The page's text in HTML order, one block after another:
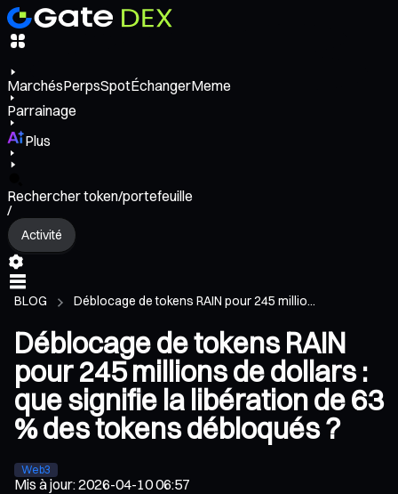
MarchésPerpsSpotÉchangerMeme
Parrainage
Plus
Rechercher token/portefeuille
/
Activité
BLOG Déblocage de tokens RAIN pour 245 millio...
Déblocage de tokens RAIN
pour 245 millions de dollars :
que signifie la libération de 63
% des tokens débloqués ?
Web3
Mis à jour:2026-04-10 06:57